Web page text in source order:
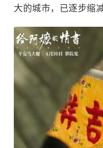
大的城市，已逐步缩